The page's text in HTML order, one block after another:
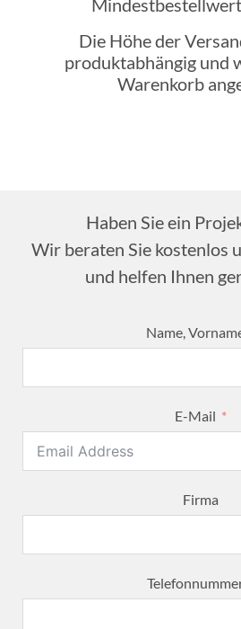
Die Höhe der
produktabhängig und
Warenkorb
Haben Sie ein
Wir beraten Sie kostenlos
und helfen Ihnen
Name,
E-Mail
Firma